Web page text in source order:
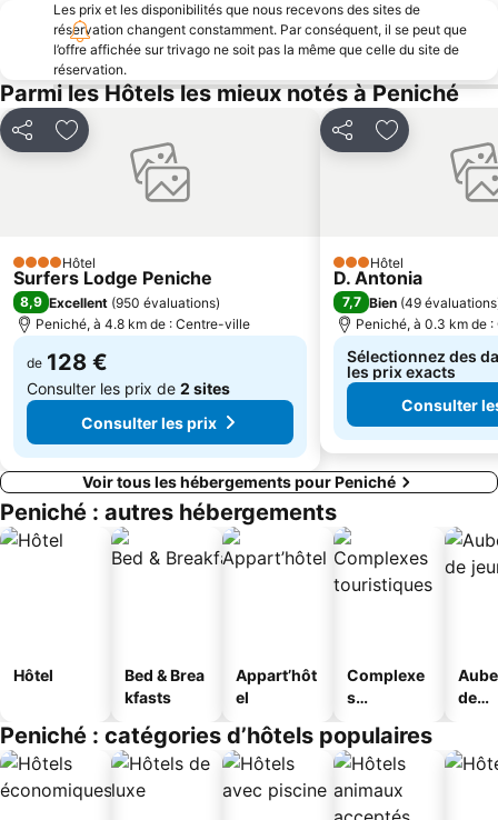
Campo Real Golf Course
Paredes de Vitória
Museu Arqueológico de São Miguel de Odrinhas
Touril de Atouguia da Baleia
D'El Rey
de Porto Dinheiro
Castelo e Conjunto Urbano da Vila de Óbidos
Praia da Légua
Praia de Pedra do Ouro
Supertubos
Praia de São Bernardino
Aeroclube de Torres Vedras
Les prix et les disponibilités que nous recevons des sites de
réservation changent constamment. Par conséquent, il se peut que
l’offre affichée sur trivago ne soit pas la même que celle du site de
réservation.
Parmi les Hôtels les mieux notés à Peniché
PartagerAjouter à mes favoris
4 ÉtoilesHôtel
Surfers Lodge Peniche
8,9 Excellent (950 évaluations)
Peniché, à 4.8 km de : Centre-ville
de 128 €
Consulter les prix de 2 sites
Consulter les prix
PartagerAjouter à
3 Étoiles
Hôtel
D. Antonia
7,7 Bien (49 évaluations
Peniché, à 0.3 km de
Sélectionnez des
les prix exacts
Consulter
Voir tous les hébergements pour Peniché
Peniché : autres hébergements
Hôtel
Bed & Brea
kfasts
Appart’hôt
el
Complexe
s
s
de
Peniché : catégories d’hôtels populaires